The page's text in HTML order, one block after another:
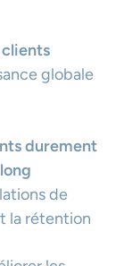
globale
durement
de
la rétention